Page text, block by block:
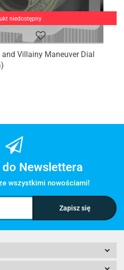
niedostępny
Villainy Maneuver Dial
Newslettera
wszystkimi nowościami!